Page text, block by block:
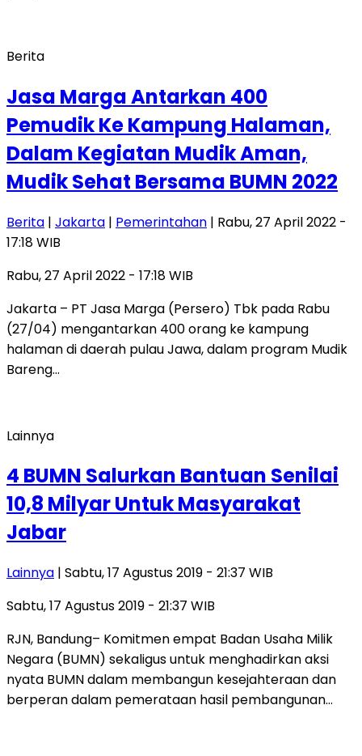
Berita
Jasa Marga Antarkan 400
Pemudik Ke Kampung Halaman,
Dalam Kegiatan Mudik Aman,
Mudik Sehat Bersama BUMN 2022
Berita | Jakarta | Pemerintahan | Rabu, 27 April 2022 -
17:18 WIB
Rabu, 27 April 2022 - 17:18 WIB
Jakarta – PT Jasa Marga (Persero) Tbk pada Rabu
(27/04) mengantarkan 400 orang ke kampung
halaman di daerah pulau Jawa, dalam program Mudik
Bareng…
Lainnya
4 BUMN Salurkan Bantuan Senilai
10,8 Milyar Untuk Masyarakat
Jabar
Lainnya | Sabtu, 17 Agustus 2019 - 21:37 WIB
Sabtu, 17 Agustus 2019 - 21:37 WIB
RJN, Bandung– Komitmen empat Badan Usaha Milik
Negara (BUMN) sekaligus untuk menghadirkan aksi
nyata BUMN dalam membangun kesejahteraan dan
berperan dalam pemerataan hasil pembangunan…